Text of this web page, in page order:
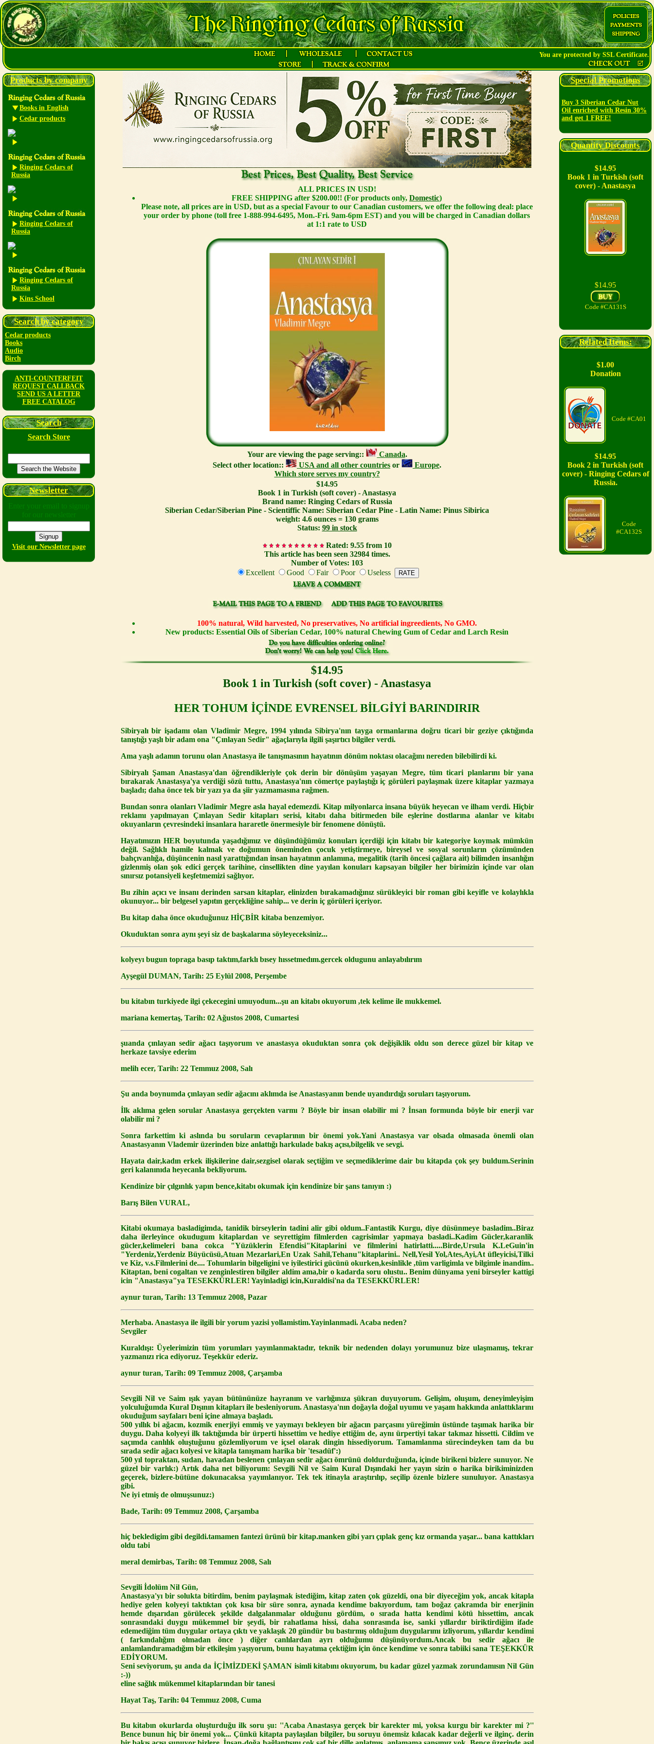
You are protected by SSL Certificate.
Products by company
Books in English
Cedar products
Ringing Cedars of
Russia
Ringing Cedars of
Russia
Ringing Cedars of
Russia
Kins School
Search by category
Cedar products
Books
Audio
Birch
ANTI-COUNTERFEIT
REQUEST CALLBACK
SEND US A LETTER
FREE CATALOG
Search
Search Store
Newsletter
Enter your email to signup
for our newsletter
Visit our Newsletter page
ALL PRICES IN USD!
FREE SHIPPING after $200.00!! (For products only, Domestic)
Please note, all prices are in USD, but as a special Favour to our Canadian customers, we offer the following deal: place
your order by phone (toll free 1-888-994-6495, Mon.-Fri. 9am-6pm EST) and you will be charged in Canadian dollars
at 1:1 rate to USD
Your are viewing the page serving:: Canada.
Select other location::
USA and all other countries or Europe.
Which store serves my country?
$14.95
Book 1 in Turkish (soft cover) - Anastasya
Brand name: Ringing Cedars of Russia
Siberian Cedar/Siberian Pine - Scientiffic Name: Siberian Cedar Pine - Latin Name: Pinus Sibirica
weight: 4.6 ounces = 130 grams
Status: 99 in stock
Rated: 9.55 from 10
This article has been seen 32984 times.
Number of Votes: 103
Excellent
Good Fair Poor Useless
100% natural, Wild harvested, No preservatives, No artificial ingreedients, No GMO.
New products: Essential Oils of Siberian Cedar, 100% natural Chewing Gum of Cedar and Larch Resin
$14.95
Book 1 in Turkish (soft cover) - Anastasya
HER TOHUM İÇİNDE EVRENSEL BİLGİYİ BARINDIRIR
Sibiryalı bir işadamı olan Vladimir Megre, 1994 yılında Sibirya'nın tayga ormanlarına doğru ticari bir geziye çıktığında
tanıştığı yaşlı bir adam ona "Çınlayan Sedir" ağaçlarıyla ilgili şaşırtıcı bilgiler verdi.
Ama yaşlı adamın torunu olan Anastasya ile tanışmasının hayatının dönüm noktası olacağını nereden bilebilirdi ki.
Sibiryalı Şaman Anastasya'dan öğrendikleriyle çok derin bir dönüşüm yaşayan Megre, tüm ticari planlarını bir yana
bırakarak Anastasya'ya verdiği sözü tuttu, Anastasya'nın cömertçe paylaştığı iç görüleri paylaşmak üzere kitaplar yazmaya
başladı; daha önce tek bir yazı ya da şiir yazmamasına rağmen.
Bundan sonra olanları Vladimir Megre asla hayal edemezdi. Kitap milyonlarca insana büyük heyecan ve ilham verdi. Hiçbir
reklamı yapılmayan Çınlayan Sedir kitapları serisi, kitabı daha bitirmeden bile eşlerine dostlarına alanlar ve kitabı
okuyanların çevresindeki insanlara hararetle önermesiyle bir fenomene dönüştü.
Hayatımızın HER boyutunda yaşadığımız ve düşündüğümüz konuları içerdiği için kitabı bir kategoriye koymak mümkün
değil. Sağlıklı hamile kalmak ve doğumun öneminden çocuk yetiştirmeye, bireysel ve sosyal sorunların çözümünden
bahçıvanlığa, düşüncenin nasıl yarattığından insan hayatının anlamına, megalitik (tarih öncesi çağlara ait) bilimden insanlığın
gizlenmiş olan şok edici gerçek tarihine, cinsellikten dine yayılan konuları kapsayan bilgiler her birimizin içinde var olan
sınırsız potansiyeli keşfetmemizi sağlıyor.
Bu zihin açıcı ve insanı derinden sarsan kitaplar, elinizden bırakamadığınız sürükleyici bir roman gibi keyifle ve kolaylıkla
okunuyor... bir belgesel yapıtın gerçekliğine sahip... ve derin iç görüleri içeriyor.
Bu kitap daha önce okuduğunuz HİÇBİR kitaba benzemiyor.
Okuduktan sonra aynı şeyi siz de başkalarına söyleyeceksiniz...
kolyeyı bugun topraga basıp taktım,farklı bısey hıssetmedım.gercek oldugunu anlayabılırım
Ayşegül DUMAN, Tarih: 25 Eylül 2008, Perşembe
bu kitabın turkiyede ilgi çekecegini umuyodum...şu an kitabı okuyorum ,tek kelime ile mukkemel.
mariana kemertaş, Tarih: 02 Ağustos 2008, Cumartesi
şuanda çınlayan sedir ağacı taşıyorum ve anastasya okuduktan sonra çok değişiklik oldu son derece güzel bir kitap ve
herkaze tavsiye ederim
melih ecer, Tarih: 22 Temmuz 2008, Salı
Şu anda boynumda çınlayan sedir ağacını aklımda ise Anastasyanın bende uyandırdığı soruları taşıyorum.
İlk aklıma gelen sorular Anastasya gerçekten varmı ? Böyle bir insan olabilir mi ? İnsan formunda böyle bir enerji var
olabilir mi ?
Sonra farkettim ki aslında bu soruların cevaplarının bir önemi yok.Yani Anastasya var olsada olmasada önemli olan
Anastasyanın Vlademir üzerinden bize anlattığı harkulade bakış açısı,bilgelik ve sevgi.
Hayata dair,kadın erkek ilişkilerine dair,sezgisel olarak seçtiğim ve seçmediklerime dair bu kitapda çok şey buldum.Serinin
geri kalanınıda heyecanla bekliyorum.
Kendinize bir çılgınlık yapın bence,kitabı okumak için kendinize bir şans tanıyın :)
Barış Bilen VURAL,
Kitabi okumaya basladigimda, tanidik birseylerin tadini alir gibi oldum..Fantastik Kurgu, diye düsünmeye basladim..Biraz
daha ilerleyince okudugum kitaplardan ve seyrettigim filmlerden cagrisimlar yapmaya basladi..Kadim Gücler,karanlik
gücler,kelimeleri bana cokca "Yüzüklerin Efendisi"Kitaplarini ve filmlerini hatirlatti.....Birde,Ursula K.LeGuin'in
"Yerdeniz,Yerdeniz Büyücüsü,Atuan Mezarlari,En Uzak Sahil,Tehanu"kitaplarini.. Nell,Yesil Yol,Ates,Ayi,At üfleyicisi,Tilki
ve Kiz, v.s.Filmlerini de.... Tohumlarin bilgeligini ve iyilestirici gücünü okurken,kesinlikle ,tüm varligimla ve bilgimle inandim..
Kitaptan, beni cogaltan ve zenginlestiren bilgiler aldim ama,bir o kadarda soru olustu.. Benim dünyama yeni birseyler kattigi
icin "Anastasya"ya TESEKKÜRLER! Yayinladigi icin,Kuraldisi'na da TESEKKÜRLER!
aynur turan, Tarih: 13 Temmuz 2008, Pazar
Merhaba. Anastasya ile ilgili bir yorum yazisi yollamistim.Yayinlanmadi. Acaba neden?
Sevgiler
Kuraldışı: Üyelerimizin tüm yorumları yayınlanmaktadır, teknik bir nedenden dolayı yorumunuz bize ulaşmamış, tekrar
yazmanızı rica ediyoruz. Teşekkür ederiz.
aynur turan, Tarih: 09 Temmuz 2008, Çarşamba
Sevgili Nil ve Saim ışık yayan bütününüze hayranım ve varlığınıza şükran duyuyorum. Gelişim, oluşum, deneyimleyişim
yolculuğumda Kural Dışının kitapları ile besleniyorum. Anastasya'nın doğayla doğal uyumu ve yaşam hakkında anlattıklarını
okuduğum sayfaları beni içine almaya başladı.
500 yıllık bi ağacın, kozmik enerjiyi emmiş ve yaymayı bekleyen bir ağacın parçasını yüreğimin üstünde taşımak harika bir
duygu. Daha kolyeyi ilk taktığımda bir ürperti hissettim ve hediye ettiğim de, aynı ürpertiyi takar takmaz hissetti. Cildim ve
saçımda canlılık oluştuğunu gözlemliyorum ve içsel olarak dingin hissediyorum. Tamamlanma sürecindeyken tam da bu
sırada sedir ağacı kolyesi ve kitapla tanışmam harika bir 'tesadüf':)
500 yıl topraktan, sudan, havadan beslenen çınlayan sedir ağacı ömrünü doldurduğunda, içinde birikeni bizlere sunuyor. Ne
güzel bir varlık:) Artık daha net biliyorum: Sevgili Nil ve Saim Kural Dışındaki her yayın sizin o harika birikiminizden
geçerek, bizlere-bütüne dokunacaksa yayımlanıyor. Tek tek itinayla araştırılıp, seçilip özenle bizlere sunuluyor. Anastasya
gibi.
Ne iyi etmiş de olmuşsunuz:)
Bade, Tarih: 09 Temmuz 2008, Çarşamba
hiç bekledigim gibi degildi.tamamen fantezi ürünü bir kitap.manken gibi yarı çıplak genç kız ormanda yaşar... bana kattıkları
oldu tabi
meral demirbas, Tarih: 08 Temmuz 2008, Salı
Sevgili İdolüm Nil Gün,
Anastasya'yı bir solukta bitirdim, benim paylaşmak istediğim, kitap zaten çok güzeldi, ona bir diyeceğim yok, ancak kitapla
hediye gelen kolyeyi taktıktan çok kısa bir süre sonra, aynada kendime bakıyordum, tam boğaz çakramda bir enerjinin
hemde dışarıdan görülecek şekilde dalgalanmalar olduğunu gördüm, o sırada hatta kendimi kötü hissettim, ancak
sonrasındaki duygu mükemmel bir şeydi, bir rahatlama hissi, daha sonrasında ise, sanki yıllardır biriktirdiğim ifade
edemediğim tüm duygular ortaya çıktı ve yaklaşık 20 gündür bu bastırmış olduğum duygularımı izliyorum, yıllardır kendimi
( farkındalığım olmadan önce ) diğer canlılardan ayrı olduğumu düşünüyordum.Ancak bu sedir ağacı ile
anlamlandıramadığım bir etkileşim yaşıyorum, bunu hayatıma çektiğim için önce kendime ve sonra tabiiki sana TEŞEKKÜR
EDİYORUM.
Seni seviyorum, şu anda da İÇİMİZDEKİ ŞAMAN isimli kitabını okuyorum, bu kadar güzel yazmak zorundamısın Nil Gün
:-))
eline sağlık mükemmel kitaplarından bir tanesi
Hayat Taş, Tarih: 04 Temmuz 2008, Cuma
Bu kitabın okurlarda oluşturduğu ilk soru şu: ''Acaba Anastasya gerçek bir karekter mi, yoksa kurgu bir karekter mi ?''
Bence bunun hiç bir önemi yok... Çünkü kitapta paylaşılan bilgiler, bu soruyu önemsiz kılacak kadar değerli ve ilginç. derin
Special Promotions
Buy 3 Siberian Cedar Nut
Oil enriched with Resin 30%
and get 1 FREE!
Quantity Discounts
$14.95
Book 1 in Turkish (soft
cover) - Anastasya
$14.95
Code #CA131S
Related Items:
$1.00
Donation
Code #CA01
$14.95
Book 2 in Turkish (soft
cover) - Ringing Cedars of
Russia.
Code
#CA132S